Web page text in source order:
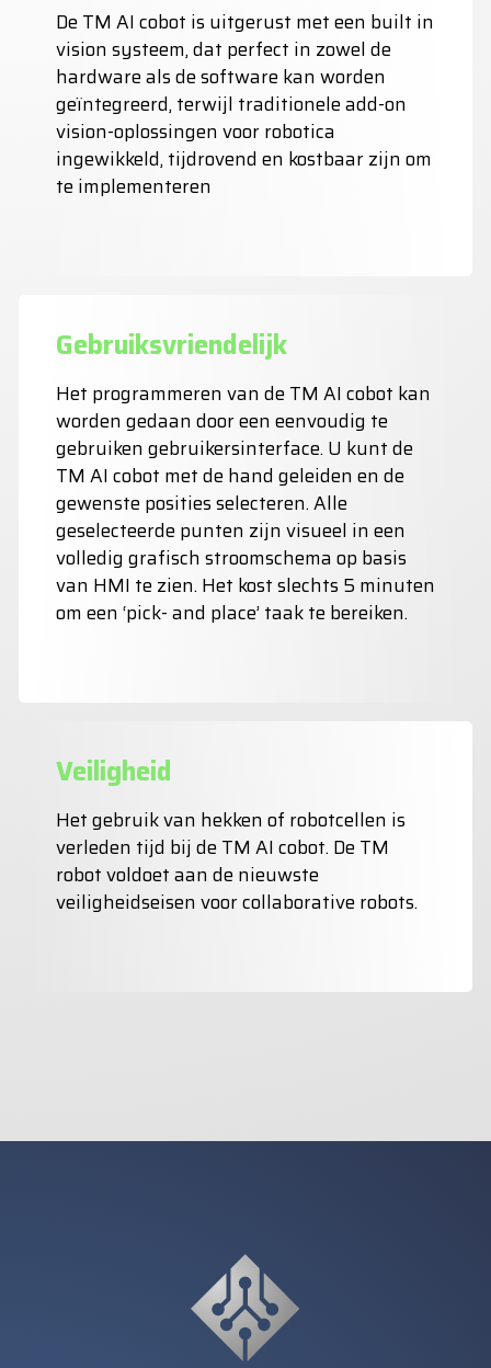
De TM AI cobot is uitgerust met een built in
vision systeem, dat perfect in zowel de
hardware als de software kan worden
geïntegreerd, terwijl traditionele add-on
vision-oplossingen voor robotica
ingewikkeld, tijdrovend en kostbaar zijn om
te implementeren
Gebruiksvriendelijk
Het programmeren van de TM AI cobot kan
worden gedaan door een eenvoudig te
gebruiken gebruikersinterface. U kunt de
TM AI cobot met de hand geleiden en de
gewenste posities selecteren. Alle
geselecteerde punten zijn visueel in een
volledig grafisch stroomschema op basis
van HMI te zien. Het kost slechts 5 minuten
om een ‘pick- and place’ taak te bereiken.
Veiligheid
Het gebruik van hekken of robotcellen is
verleden tijd bij de TM AI cobot. De TM
robot voldoet aan de nieuwste
veiligheidseisen voor collaborative robots.